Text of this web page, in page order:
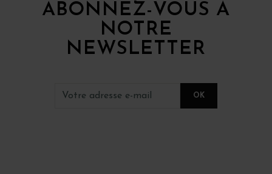
ABONNEZ-VOUS À
NOTRE
NEWSLETTER